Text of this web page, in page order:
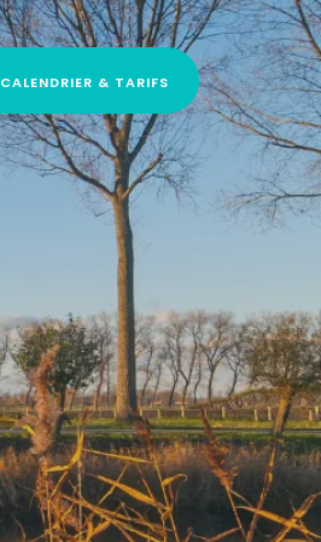
CALENDRIER & TARIFS